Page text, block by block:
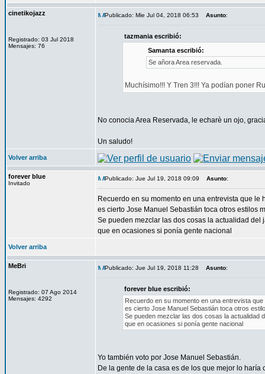
cinetikojazz
Registrado: 03 Jul 2018
Mensajes: 76
Publicado: Mie Jul 04, 2018 06:53 Asunto:
tazmania escribió:
Samanta escribió:
Se añora Area reservada.
Muchísimo!!! Y Tren 3!!! Ya podían poner
No conocia Area Reservada, le echarè un ojo,
Un saludo!
Volver arriba
forever blue
Invitado
Publicado: Jue Jul 19, 2018 09:09 Asunto:
Recuerdo en su momento en una entrevista que
es cierto Jose Manuel Sebastián toca otros estilos
Se pueden mezclar las dos cosas la actualidad
que en ocasiones si ponía gente nacional
Volver arriba
MeBri
Registrado: 07 Ago 2014
Mensajes: 4292
Publicado: Jue Jul 19, 2018 11:28 Asunto:
forever blue escribió:
Recuerdo en su momento en una entrevista
es cierto Jose Manuel Sebastián toca otros
Se pueden mezclar las dos cosas la actualidad
que en ocasiones si ponía gente nacional
Yo también voto por Jose Manuel Sebastián.
De la gente de la casa es de los que mejor lo